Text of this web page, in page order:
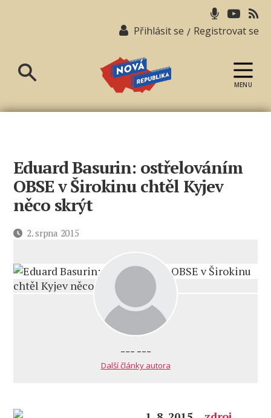
Přihlásit se / Registrovat se
republika
MENU
Eduard Basurin: ostřelováním
OBSE v Širokinu chtěl Kyjev
něco skrýt
Datum2. srpna 2015
--- ---
Další články autora